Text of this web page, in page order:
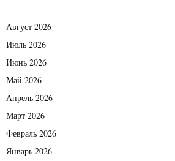
Август 2026
Июль 2026
Июнь 2026
Май 2026
Апрель 2026
Март 2026
Февраль 2026
Январь 2026